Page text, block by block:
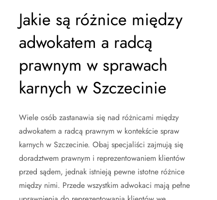
Jakie są różnice między
adwokatem a radcą
prawnym w sprawach
karnych w Szczecinie
Wiele osób zastanawia się nad różnicami między
adwokatem a radcą prawnym w kontekście spraw
karnych w Szczecinie. Obaj specjaliści zajmują się
doradztwem prawnym i reprezentowaniem klientów
przed sądem, jednak istnieją pewne istotne różnice
między nimi. Przede wszystkim adwokaci mają pełne